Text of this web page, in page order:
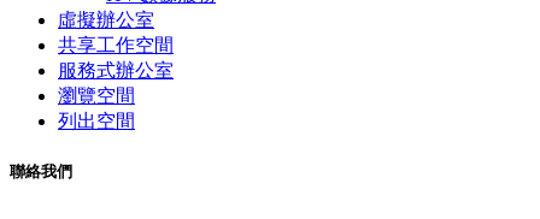
虛擬辦公室
共享工作空間
服務式辦公室
瀏覽空間
列出空間
聯絡我們